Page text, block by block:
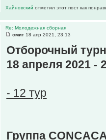
Хайновский отметил этот пост как
Re: Молодежная сборная
смит 18 апр 2021, 23:13
Отборочный
18 апреля 2021 -
- 12 тур
Группа